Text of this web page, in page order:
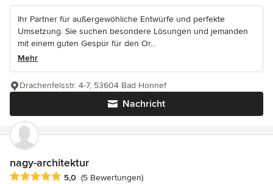
Ihr Partner für außergewöhliche Entwürfe und perfekte
Umsetzung. Sie suchen besondere Lösungen und jemanden
mit einem guten Gespür für den Or...
Mehr
Nachricht
Drachenfelsstr. 4-7, 53604 Bad Honnef
nagy-architektur
Durchschnittliche Bewertung: 5 von 5 Sternen
5,0 (5 Bewertungen)